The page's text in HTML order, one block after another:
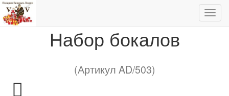
Набор бокалов
(Артикул AD/503)